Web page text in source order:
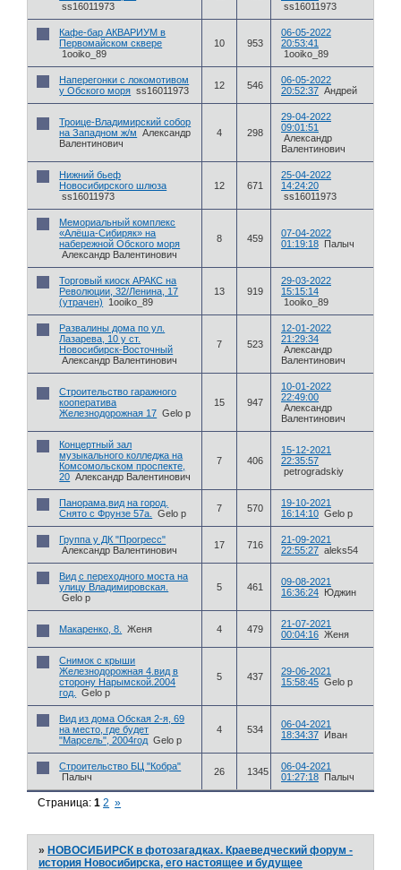
ss16011973
ss16011973
Кафе-бар АКВАРИУМ в
Первомайском сквере
1ooiko_89
10 953
06-05-2022
20:53:41
1ooiko_89
Наперегонки с локомотивом
у Обского моря ss16011973 12 546
06-05-2022
20:52:37 Андрей
Троице-Владимирский собор
на Западном ж/м
Александр
Валентинович
4 298
29-04-2022
09:01:51
Александр
Валентинович
Нижний бьеф
Новосибирского шлюза
ss16011973
12 671
25-04-2022
14:24:20
ss16011973
Мемориальный комплекс
«Алёша-Сибиряк» на
набережной Обского моря
Александр Валентинович
8 459
07-04-2022
01:19:18 Палыч
Торговый киоск АРАКС на
Революции, 32/Ленина, 17
(утрачен)
1ooiko_89
13 919
29-03-2022
15:15:14
1ooiko_89
Развалины дома по ул.
Лазарева, 10 у ст.
Новосибирск-Восточный
Александр Валентинович
7 523
12-01-2022
21:29:34
Александр
Валентинович
Строительство гаражного
кооператива
Железнодорожная 17 Gelo p
15 947
10-01-2022
22:49:00
Александр
Валентинович
Концертный зал
музыкального колледжа на
Комсомольском проспекте,
20 Александр Валентинович
7 406
15-12-2021
22:35:57
petrogradskiy
Панорама,вид на город.
Снято с Фрунзе 57а.
Gelo p 7 570
19-10-2021
16:14:10 Gelo p
Группа у ДК "Прогресс"
Александр Валентинович
17 716
21-09-2021
22:55:27 aleks54
Вид с переходного моста на
улицу Владимировская.
Gelo p
5 461
09-08-2021
16:36:24 Юджин
Макаренко, 8. Женя 4 479
21-07-2021
00:04:16 Женя
Снимок с крыши
Железнодорожная 4.вид в
сторону Нарымской.2004
год.
Gelo p
5 437
29-06-2021
15:58:45 Gelo p
Вид из дома Обская 2-я, 69
на место, где будет
"Марсель", 2004год Gelo p
4 534
06-04-2021
18:34:37 Иван
Строительство БЦ "Кобра"
Палыч
26 1345
06-04-2021
01:27:18 Палыч
Страница:1 2 »
»НОВОСИБИРСК в фотозагадках. Краеведческий форум -
история Новосибирска, его настоящее и будущее